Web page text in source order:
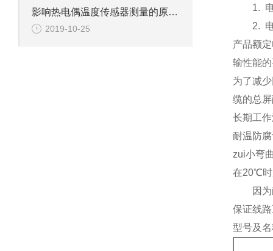
影响热电偶温度传感器测量的原因分析
2019-10-25
1. 电缆
2. 电缆
产品额
输性能
为了减
缆的总
长期
耐温防
zui小弯
在20℃时
因为耐
保证线
型号及